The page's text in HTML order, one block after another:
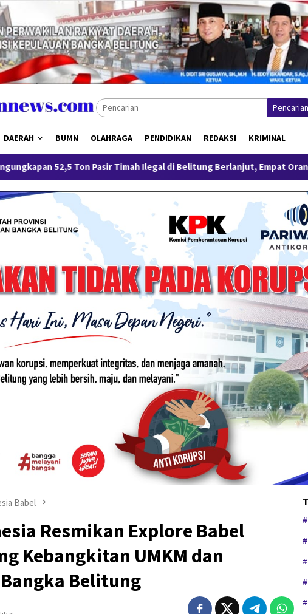
Pencarian
DAERAH BUMN OLAHRAGA PENDIDIKAN REDAKSI KRIMINAL
Pasir Timah Ilegal di Belitung Berlanjut, Empat Orang Resmi Tersangka
Babel
Resmikan Explore Babel
Kebangkitan UMKM dan
Belitung